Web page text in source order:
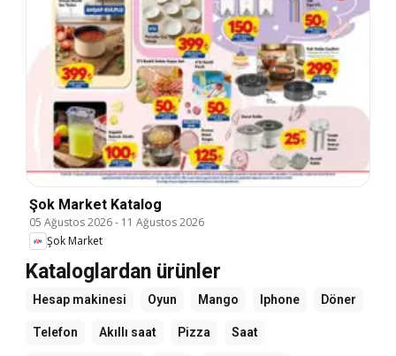
Şok Market Katalog
05 Ağustos 2026- 11 Ağustos 2026
Şok Market
Kataloglardan ürünler
Hesap makinesi Oyun Mango Iphone Döner
Telefon Akıllı saat Pizza Saat